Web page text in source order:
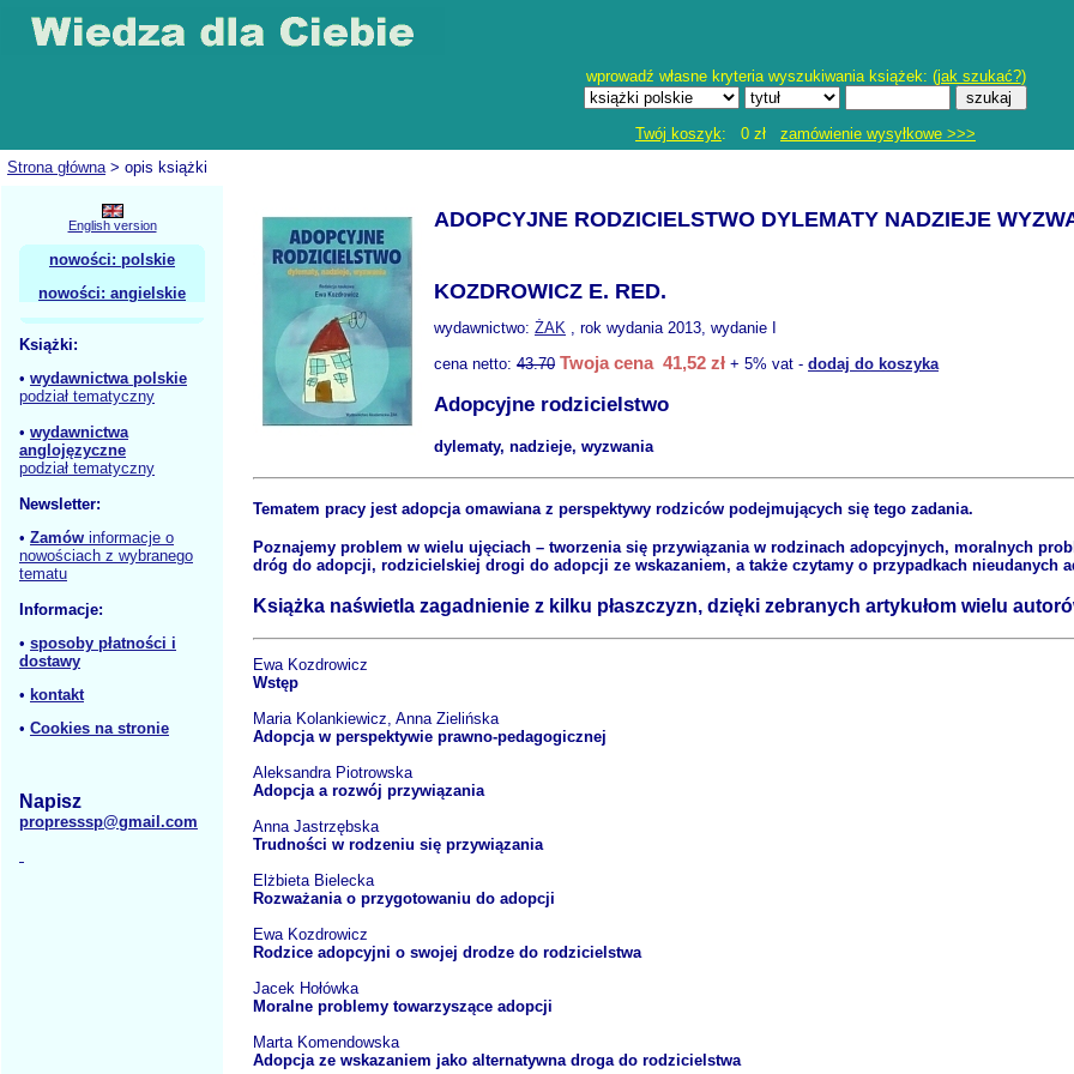
wprowadź własne kryteria wyszukiwania książek: (jak szukać?)
Twój koszyk: 0 zł zamówienie wysyłkowe >>>
Strona główna> opis książki
English version
nowości: polskie
nowości: angielskie
Książki:
• wydawnictwa polskie
podział tematyczny
• wydawnictwa
anglojęzyczne
podział tematyczny
Newsletter:
• Zamów informacje o
nowościach z wybranego
tematu
Informacje:
• sposoby płatności i
dostawy
• kontakt
• Cookies na stronie
Napisz
propresssp@gmail.com
ADOPCYJNE RODZICIELSTWO DYLEMATY NADZIEJE
KOZDROWICZ E. RED.
wydawnictwo: ŻAK , rok wydania 2013, wydanie I
cena netto: 43.70 Twoja cena 41,52 zł + 5% vat - dodaj do koszyka
Adopcyjne rodzicielstwo
dylematy, nadzieje, wyzwania
Tematem pracy jest adopcja omawiana z perspektywy rodziców podejmujących się tego zadania.
Poznajemy problem w wielu ujęciach – tworzenia się przywiązania w rodzinach adopcyjnych, moralnych
dróg do adopcji, rodzicielskiej drogi do adopcji ze wskazaniem, a także czytamy o przypadkach nieudanych
Książka naświetla zagadnienie z kilku płaszczyzn, dzięki zebranych artykułom wielu
Ewa Kozdrowicz
Wstęp
Maria Kolankiewicz, Anna Zielińska
Adopcja w perspektywie prawno-pedagogicznej
Aleksandra Piotrowska
Adopcja a rozwój przywiązania
Anna Jastrzębska
Trudności w rodzeniu się przywiązania
Elżbieta Bielecka
Rozważania o przygotowaniu do adopcji
Ewa Kozdrowicz
Rodzice adopcyjni o swojej drodze do rodzicielstwa
Jacek Hołówka
Moralne problemy towarzyszące adopcji
Marta Komendowska
Adopcja ze wskazaniem jako alternatywna droga do rodzicielstwa